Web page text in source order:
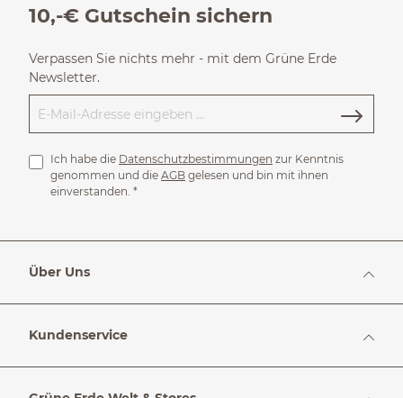
10,-€ Gutschein sichern
Verpassen Sie nichts mehr - mit dem Grüne Erde
Newsletter.
Ich habe die Datenschutzbestimmungen zur Kenntnis
genommen und die AGB gelesen und bin mit ihnen
einverstanden. *
Über Uns
Kundenservice